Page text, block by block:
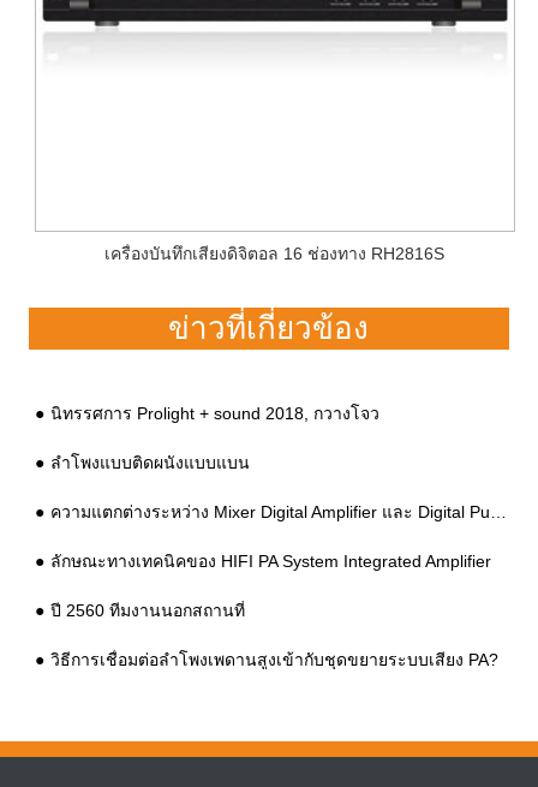
เครื่องบันทึกเสียงดิจิตอล 16 ช่องทาง RH2816S
ข่าวที่เกี่ยวข้อง
นิทรรศการ Prolight + sound 2018, กวางโจว
ลำโพงแบบติดผนังแบบแบน
ความแตกต่างระหว่าง Mixer Digital Amplifier และ Digital Public Address Amplifier
ลักษณะทางเทคนิคของ HIFI PA System Integrated Amplifier
ปี 2560 ทีมงานนอกสถานที่
วิธีการเชื่อมต่อลำโพงเพดานสูงเข้ากับชุดขยายระบบเสียง PA?